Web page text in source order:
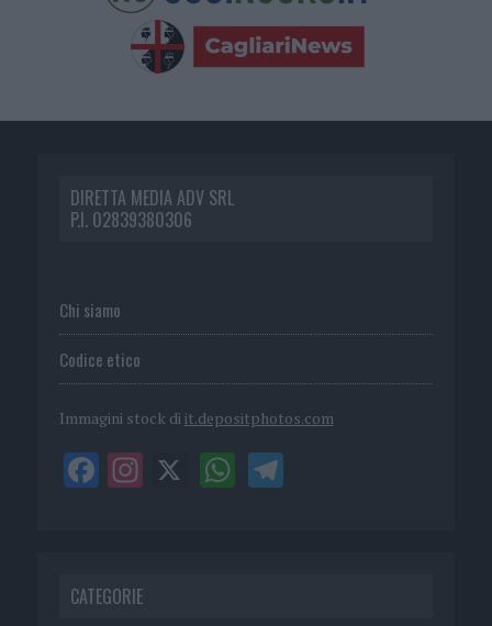
DIRETTA MEDIA ADV SRL
P.I. 02839380306
Chi siamo
Codice etico
Immagini stock di it.depositphotos.com
CATEGORIE